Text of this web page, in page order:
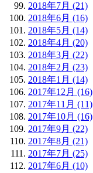
2018年7月 (21)
2018年6月 (16)
2018年5月 (14)
2018年4月 (20)
2018年3月 (22)
2018年2月 (23)
2018年1月 (14)
2017年12月 (16)
2017年11月 (11)
2017年10月 (16)
2017年9月 (22)
2017年8月 (21)
2017年7月 (25)
2017年6月 (10)